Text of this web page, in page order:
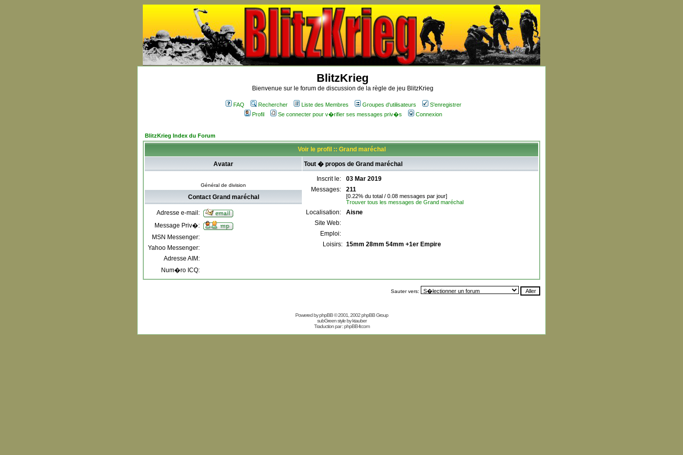
BlitzKrieg
Bienvenue sur le forum de discussion de la règle de jeu BlitzKrieg
FAQ Rechercher Liste des Membres Groupes d'utilisateurs
S'enregistrer
Profil
Se connecter pour v�rifier ses messages priv�s Connexion
BlitzKrieg Index du Forum
Voir le profil :: Grand maréchal
Avatar Tout � propos de Grand maréchal
Général de division
Inscrit le:
03 Mar 2019
Messages:
211
[0.22% du total / 0.08 messages par jour]
Trouver tous les messages de Grand maréchal
Localisation:
Aisne
Site Web:
Emploi:
Loisirs: 15mm 28mm 54mm +1er Empire
Contact Grand maréchal
Adresse e-mail:
Message Priv�:
MSN Messenger:
Yahoo Messenger:
Adresse AIM:
Num�ro ICQ:
Sauter vers:
Powered byphpBB© 2001, 2002 phpBB Group
subGreen style byktauber
Traduction par :phpBB-fr.com